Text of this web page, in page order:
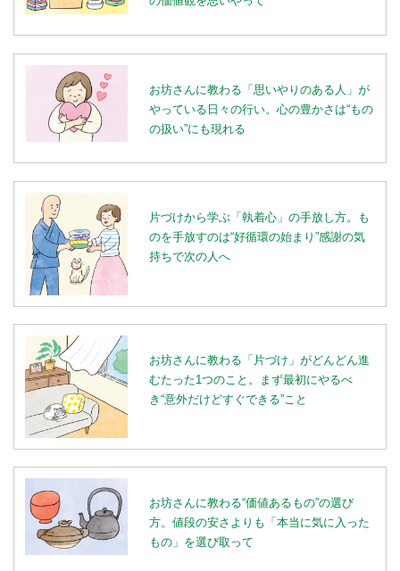
お坊さんに教わる「思いやりのある人」が
やっている日々の行い。心の豊かさは“もの
の扱い”にも現れる
片づけから学ぶ「執着心」の手放し方。も
のを手放すのは“好循環の始まり”感謝の気
持ちで次の人へ
お坊さんに教わる「片づけ」がどんどん進
むたった1つのこと。まず最初にやるべ
き“意外だけどすぐできる”こと
お坊さんに教わる“価値あるもの”の選び
方。値段の安さよりも「本当に気に入った
もの」を選び取って